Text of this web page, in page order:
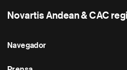
Novartis Andean & CAC
Navegador